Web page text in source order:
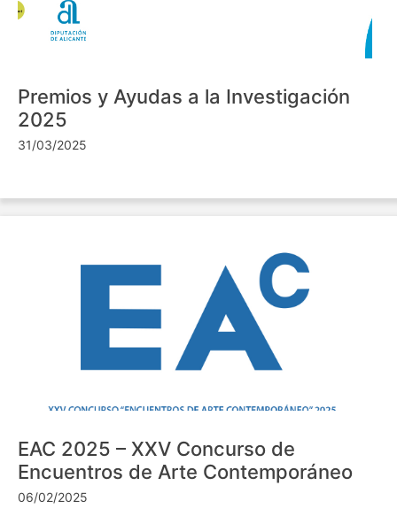
Premios y Ayudas a la Investigación
2025
31/03/2025
EAC 2025 – XXV Concurso de
Encuentros de Arte Contemporáneo
06/02/2025